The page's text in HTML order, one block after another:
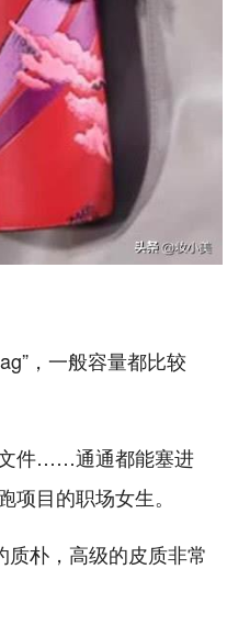
，一般容量都比较
件……通通都能塞进
目的职场女生。
朴，高级的皮质非常